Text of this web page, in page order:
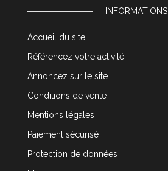
INFORMATIONS
Accueil du site
Référencez votre activité
Annoncez sur le site
Conditions de vente
Mentions légales
Paiement sécurisé
Protection de données